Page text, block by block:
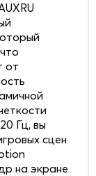
от
Гц, вы
сцен
на экране